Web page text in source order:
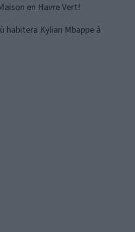
en Havre Vert!
habitera Kylian Mbappe à